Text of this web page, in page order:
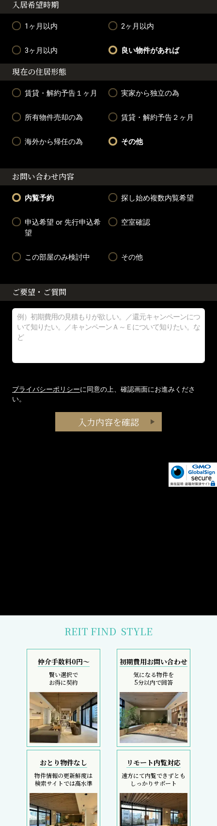
入居希望時期
1ヶ月以内 2ヶ月以内
3ヶ月以内 良い物件があれば
現在の住居形態
賃貸・解約予告１ヶ月 実家から独立の為
所有物件売却の為 賃貸・解約予告２ヶ月
海外から帰任の為 その他
お問い合わせ内容
内覧予約 探し始め複数内覧希望
申込希望 or 先行申込希
望
空室確認
この部屋のみ検討中 その他
ご要望・ご質問
プライバシーポリシーに同意の上、確認画面にお進みくださ
い。
REIT FIND STYLE
仲介手数料0円～
賢い選択で
お得に契約
初期費用お問い合わせ
気になる物件を
5分以内で回答
おとり物件なし
物件情報の更新鮮度は
検索サイトでは高水準
リモート内覧対応
遠方にて内覧できずとも
しっかりサポート